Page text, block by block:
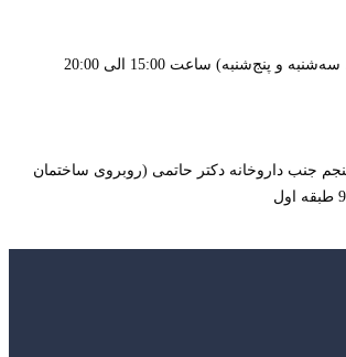
و پنج‌شنبه) ساعت 15:00 الی 20:00
جنب داروخانه دکتر حاتمی (روبروی ساختمان